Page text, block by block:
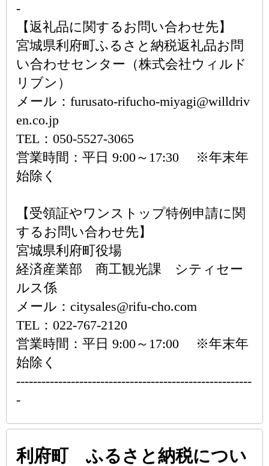
-
【返礼品に関するお問い合わせ先】
宮城県利府町ふるさと納税返礼品お問
い合わせセンター（株式会社ウィルド
リブン）
メール：furusato-rifucho-miyagi@willdriv
en.co.jp
TEL：050-5527-3065
営業時間：平日 9:00～17:30 ※年末年
始除く
【受領証やワンストップ特例申請に関
するお問い合わせ先】
宮城県利府町役場
経済産業部 商工観光課 シティセー
ルス係
メール：citysales@rifu-cho.com
TEL：022-767-2120
営業時間：平日 9:00～17:00 ※年末年
始除く
--------------------------------------------------------
-
利府町 ふるさと納税につい